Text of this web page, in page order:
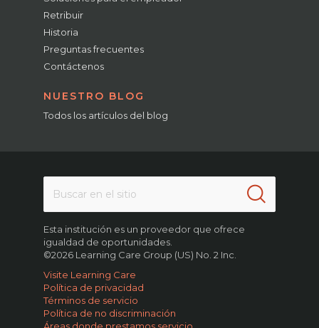
Retribuir
Historia
Preguntas frecuentes
Contáctenos
NUESTRO BLOG
Todos los artículos del blog
Esta institución es un proveedor que ofrece
igualdad de oportunidades.
©2026 Learning Care Group (US) No. 2 Inc.
Visite Learning Care
Política de privacidad
Términos de servicio
Política de no discriminación